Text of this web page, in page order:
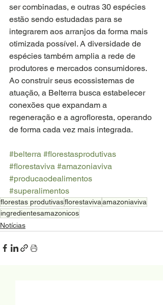
ser combinadas, e outras 30 espécies
estão sendo estudadas para se
integrarem aos arranjos da forma mais
otimizada possível. A diversidade de
espécies também amplia a rede de
produtores e mercados consumidores.
Ao construir seus ecossistemas de
atuação, a Belterra busca estabelecer
conexões que expandam a
regeneração e a agrofloresta, operando
de forma cada vez mais integrada.
#belterra #florestasprodutivas
#florestaviva #amazoniaviva
#producaodealimentos
#superalimentos
florestas produtivasflorestavivaamazoniaviva
ingredientesamazonicos
Notícias